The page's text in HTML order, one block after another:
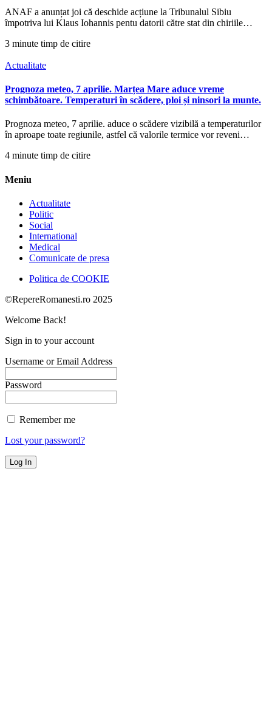
ANAF a anunțat joi că deschide acțiune la Tribunalul Sibiu
împotriva lui Klaus Iohannis pentu datorii către stat din chiriile…
3 minute timp de citire
Actualitate
Prognoza meteo, 7 aprilie. Marțea Mare aduce vreme
schimbătoare. Temperaturi în scădere, ploi și ninsori la munte.
Prognoza meteo, 7 aprilie. aduce o scădere vizibilă a temperaturilor
în aproape toate regiunile, astfel că valorile termice vor reveni…
4 minute timp de citire
Meniu
Actualitate
Politic
Social
International
Medical
Comunicate de presa
Politica de COOKIE
©RepereRomanesti.ro 2025
Welcome Back!
Sign in to your account
Username or Email Address
Password
Remember me
Lost your password?